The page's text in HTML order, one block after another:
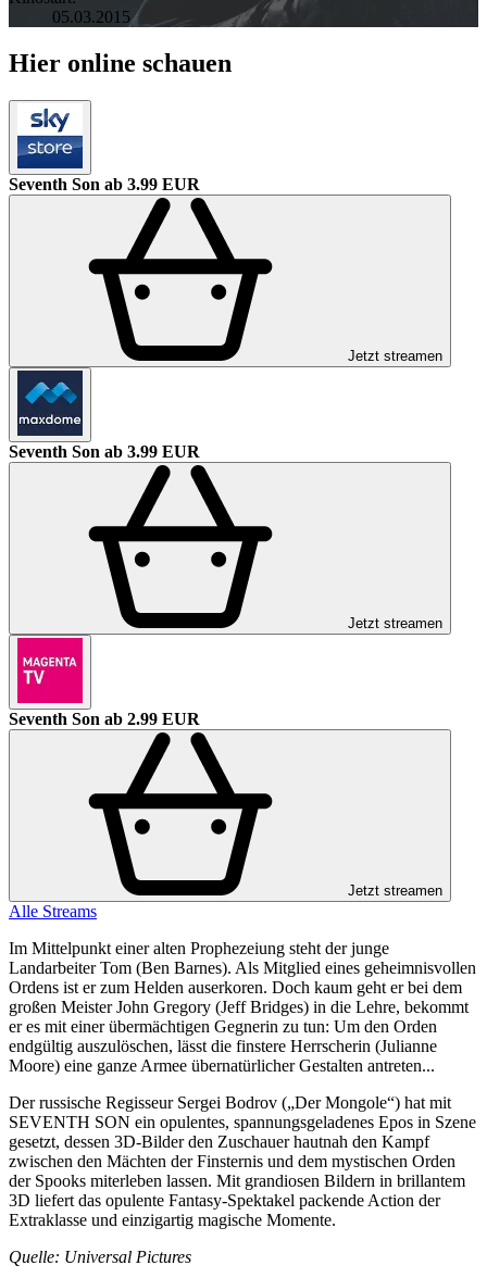
05.03.2015
Hier online schauen
Seventh Son ab 3.99 EUR
Jetzt streamen
Seventh Son ab 3.99 EUR
Jetzt streamen
Seventh Son ab 2.99 EUR
Jetzt streamen
Alle Streams
Im Mittelpunkt einer alten Prophezeiung steht der junge
Landarbeiter Tom (Ben Barnes). Als Mitglied eines geheimnisvollen
Ordens ist er zum Helden auserkoren. Doch kaum geht er bei dem
großen Meister John Gregory (Jeff Bridges) in die Lehre, bekommt
er es mit einer übermächtigen Gegnerin zu tun: Um den Orden
endgültig auszulöschen, lässt die finstere Herrscherin (Julianne
Moore) eine ganze Armee übernatürlicher Gestalten antreten...
Der russische Regisseur Sergei Bodrov („Der Mongole“) hat mit
SEVENTH SON ein opulentes, spannungsgeladenes Epos in Szene
gesetzt, dessen 3D-Bilder den Zuschauer hautnah den Kampf
zwischen den Mächten der Finsternis und dem mystischen Orden
der Spooks miterleben lassen. Mit grandiosen Bildern in brillantem
3D liefert das opulente Fantasy-Spektakel packende Action der
Extraklasse und einzigartig magische Momente.
Quelle: Universal Pictures